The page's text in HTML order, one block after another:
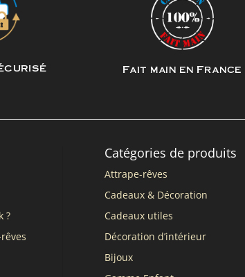
Fait main en France
?
Catégories de produits
Attrape-rêves
Cadeaux & Décoration
Cadeaux utiles
Décoration d’intérieur
Bijoux